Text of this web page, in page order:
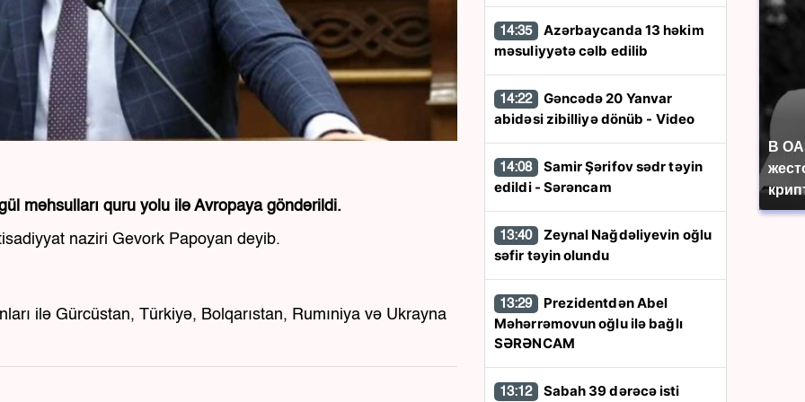
В
məhsulları quru yolu ilə Avropaya göndərildi.
naziri Gevork Papoyan deyib.
ilə Gürcüstan, Türkiyə, Bolqarıstan, Rumıniya və Ukrayna
14:35
məsuliyyətə cəlb edilib
14:22
abidəsi zibilliyə dönüb - Video
14:08
edildi - Sərəncam
13:40
səfir təyin olundu
13:29
Məhərrəmovun oğlu ilə bağlı
SƏRƏNCAM
13:12